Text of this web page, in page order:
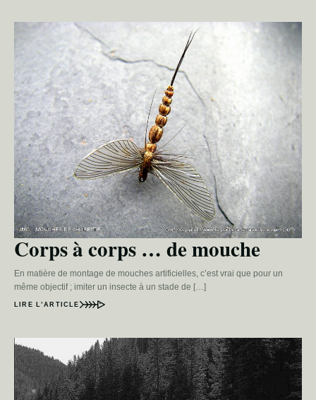
Corps à corps … de mouche
En matière de montage de mouches artificielles, c’est vrai que pour un
même objectif ; imiter un insecte à un stade de […]
LIRE L’ARTICLE